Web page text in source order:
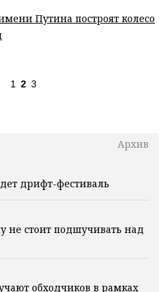
Архив
дрифт-фестиваль
не стоит подшучивать над
обходчиков в рамках
Путина построят колесо
1 2 3